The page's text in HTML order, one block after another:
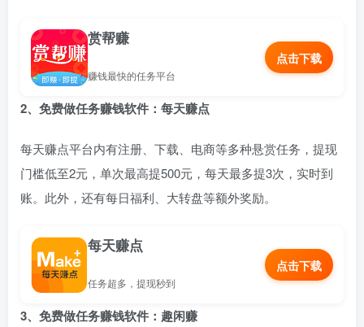
赏帮赚
赚钱最快的任务平台
点击下载
2、免费做任务赚钱软件：每天赚点
每天赚点平台内有注册、下载、电商等多种悬赏任务，提现
门槛低至2元，单次最高提500元，每天最多提3次，实时到
账。此外，还有每日福利、大转盘等额外奖励。
每天赚点
任务超多，提现秒到
点击下载
3、免费做任务赚钱软件：趣闲赚